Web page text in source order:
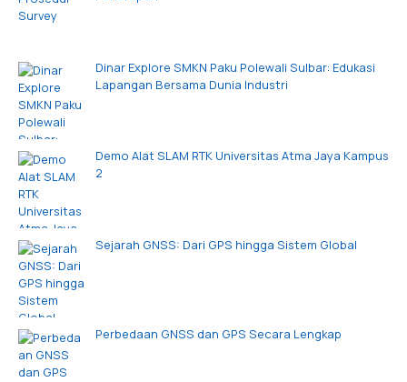
Dinar Explore SMKN Paku Polewali Sulbar: Edukasi
Lapangan Bersama Dunia Industri
Demo Alat SLAM RTK Universitas Atma Jaya Kampus
2
Sejarah GNSS: Dari GPS hingga Sistem Global
Perbedaan GNSS dan GPS Secara Lengkap